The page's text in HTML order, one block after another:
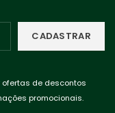
de descontos
promocionais.